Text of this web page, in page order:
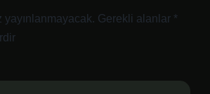
yayınlanmayacak. Gerekli alanlar *